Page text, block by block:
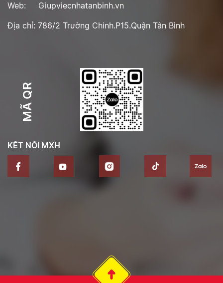
Web: Giupviecnhatanbinh.vn
Địa chỉ: 786/2 Trường Chinh.P15.Quận Tân Bình
MÃ QR
KẾT NỐI MXH